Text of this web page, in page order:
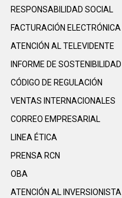
RESPONSABILIDAD SOCIAL
FACTURACIÓN ELECTRÓNICA
ATENCIÓN AL TELEVIDENTE
INFORME DE SOSTENIBILIDAD
CÓDIGO DE REGULACIÓN
VENTAS INTERNACIONALES
CORREO EMPRESARIAL
LINEA ÉTICA
PRENSA RCN
OBA
ATENCIÓN AL INVERSIONISTA